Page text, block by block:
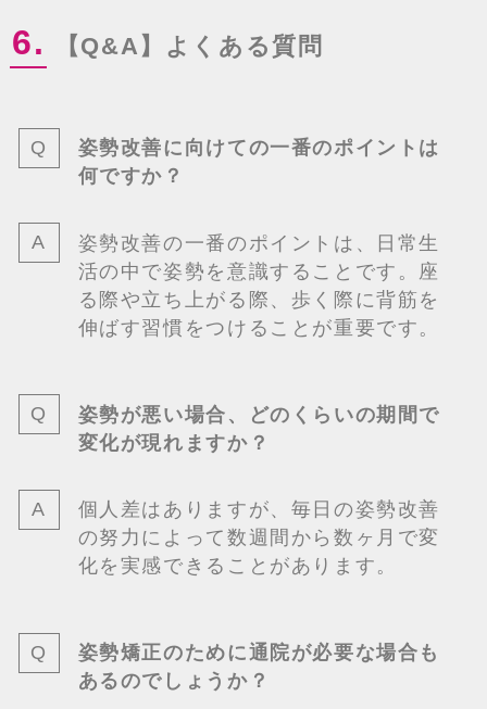
6. 【Q&A】よくある質問
姿勢改善に向けての一番のポイントは
何ですか？
姿勢改善の一番のポイントは、日常生
活の中で姿勢を意識することです。座
る際や立ち上がる際、歩く際に背筋を
伸ばす習慣をつけることが重要です。
姿勢が悪い場合、どのくらいの期間で
変化が現れますか？
個人差はありますが、毎日の姿勢改善
の努力によって数週間から数ヶ月で変
化を実感できることがあります。
姿勢矯正のために通院が必要な場合も
あるのでしょうか？